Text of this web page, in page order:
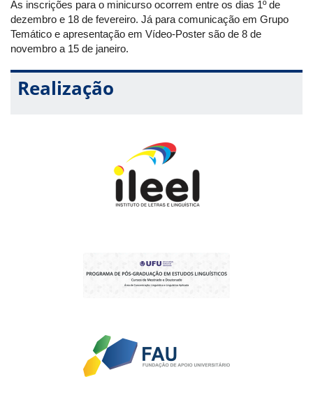
As inscrições para o minicurso ocorrem entre os dias 1º de
dezembro e 18 de fevereiro. Já para comunicação em Grupo
Temático e apresentação em Vídeo-Poster são de 8 de
novembro a 15 de janeiro.
Realização